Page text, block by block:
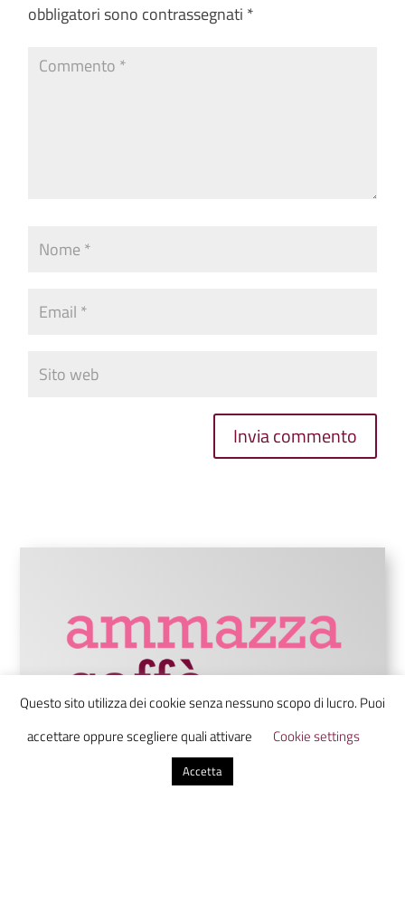
obbligatori sono contrassegnati *
Invia commento
Ammazzacaffè è un laboratorio di
Questo sito utilizza dei cookie senza nessuno scopo di lucro. Puoi
accettare oppure scegliere quali attivare
Cookie settings
Accetta